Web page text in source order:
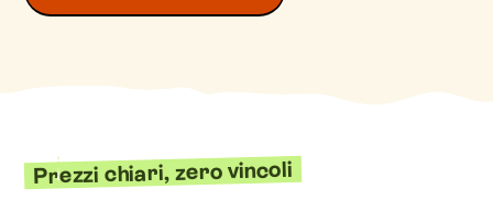
Prezzi chiari, zero vincoli